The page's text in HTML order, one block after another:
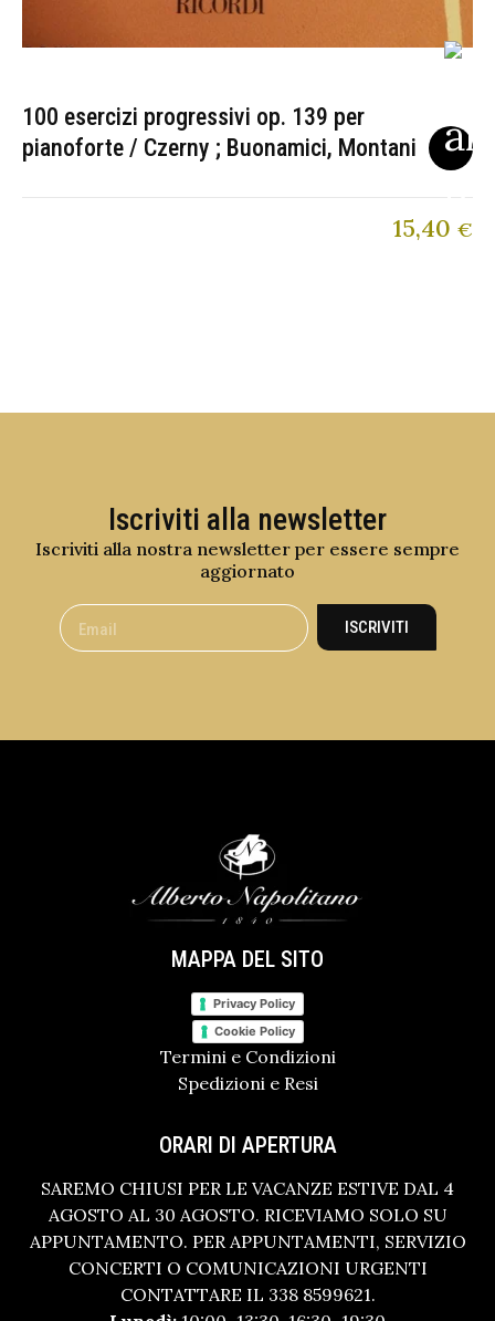
100 esercizi progressivi op. 139 per
pianoforte / Czerny ; Buonamici, Montani
15,40 €
Iscriviti alla newsletter
Iscriviti alla nostra newsletter per essere sempre
aggiornato
ISCRIVITI
MAPPA DEL SITO
Privacy Policy
Cookie Policy
Termini e Condizioni
Spedizioni e Resi
ORARI DI APERTURA
SAREMO CHIUSI PER LE VACANZE ESTIVE DAL 4
AGOSTO AL 30 AGOSTO. RICEVIAMO SOLO SU
APPUNTAMENTO. PER APPUNTAMENTI, SERVIZIO
CONCERTI O COMUNICAZIONI URGENTI
CONTATTARE IL 338 8599621.